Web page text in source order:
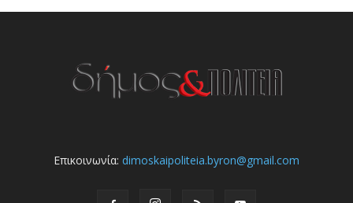
Επικοινωνία: dimoskaipoliteia.byron@gmail.com